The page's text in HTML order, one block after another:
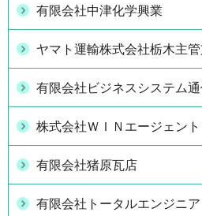
有限会社中津化学興業
ヤマト運輸株式会社栃木主
有限会社ビジネスシステム
株式会社ＷＩＮエージェント
有限会社猪原瓦店
有限会社トータルエンジニ